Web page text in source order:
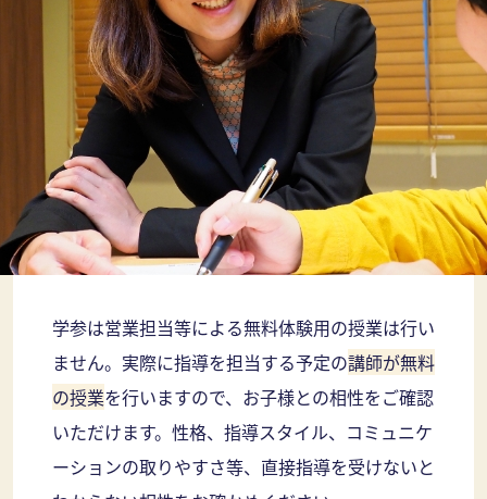
学参は営業担当等による無料体験用の授業は行い
ません。実際に指導を担当する予定の講師が無料
の授業を行いますので、お子様との相性をご確認
いただけます。性格、指導スタイル、コミュニケ
ーションの取りやすさ等、直接指導を受けないと